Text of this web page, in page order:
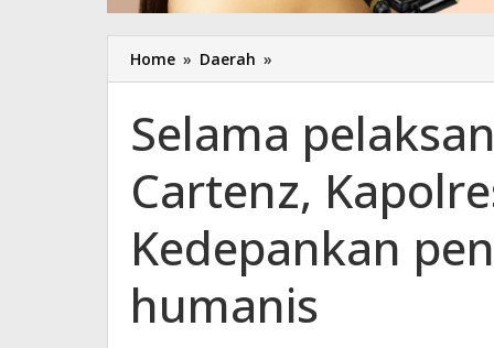
Home » Daerah »
pelaksanaan
Zebra
Cartenz,
Kapolres
Waropen
Kedepankan
pendekatan
secara
humanis
Selama
Cartenz,
Kedepankan
humanis